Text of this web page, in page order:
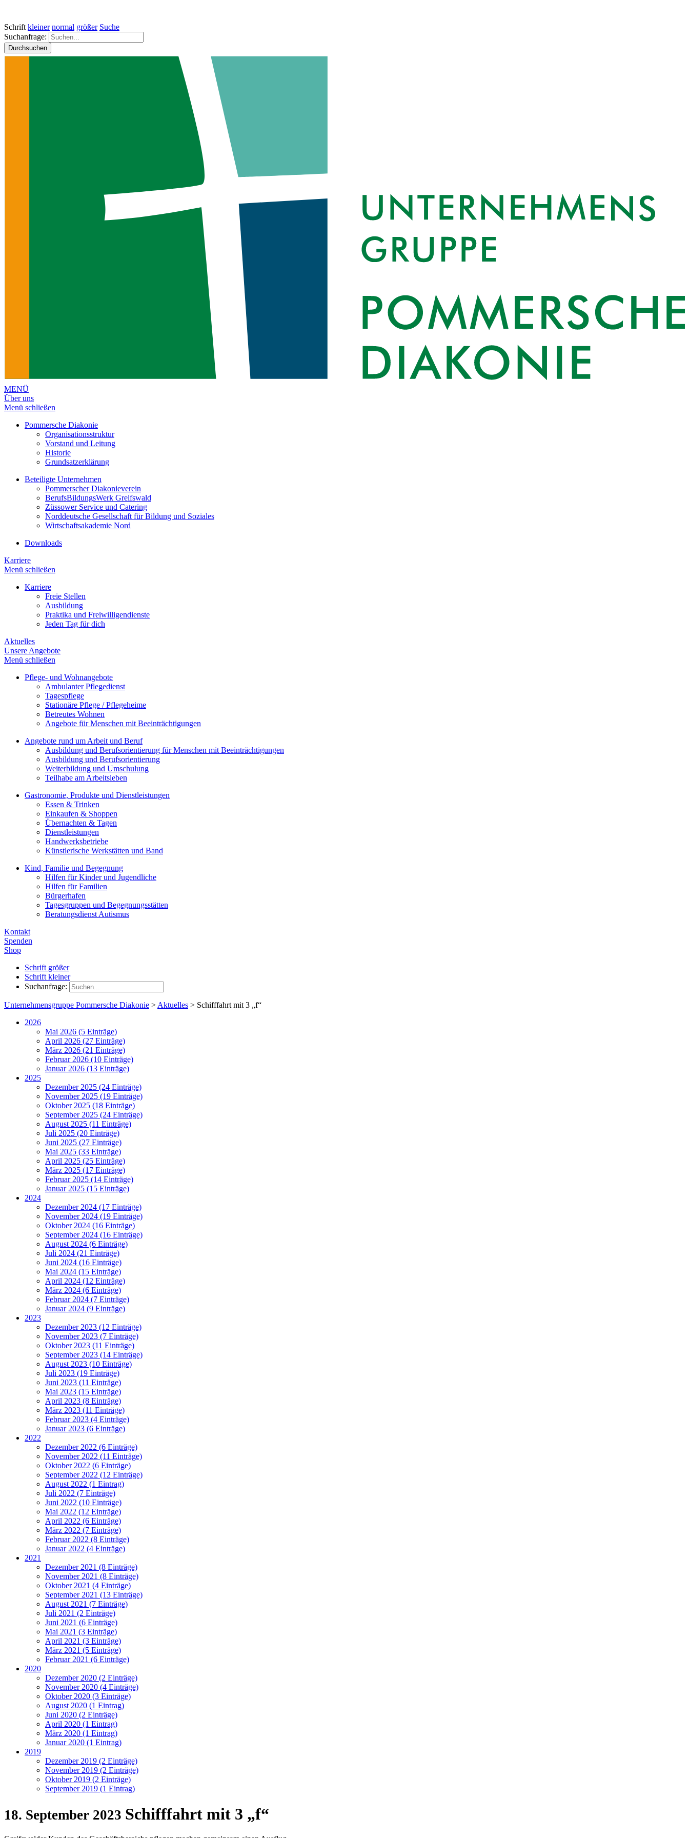
Schrift kleiner normal größer Suche
Suchanfrage:
Durchsuchen
MENÜ
Über uns
Menü schließen
Pommersche Diakonie
Organisationsstruktur
Vorstand und Leitung
Historie
Grundsatzerklärung
Beteiligte Unternehmen
Pommerscher Diakonieverein
BerufsBildungsWerk Greifswald
Züssower Service und Catering
Norddeutsche Gesellschaft für Bildung und Soziales
Wirtschaftsakademie Nord
Downloads
Karriere
Menü schließen
Karriere
Freie Stellen
Ausbildung
Praktika und Freiwilligendienste
Jeden Tag für dich
Aktuelles
Unsere Angebote
Menü schließen
Pflege- und Wohnangebote
Ambulanter Pflegedienst
Tagespflege
Stationäre Pflege / Pflegeheime
Betreutes Wohnen
Angebote für Menschen mit Beeinträchtigungen
Angebote rund um Arbeit und Beruf
Ausbildung und Berufsorientierung für Menschen mit Beeinträchtigungen
Ausbildung und Berufsorientierung
Weiterbildung und Umschulung
Teilhabe am Arbeitsleben
Gastronomie, Produkte und Dienstleistungen
Essen & Trinken
Einkaufen & Shoppen
Übernachten & Tagen
Dienstleistungen
Handwerksbetriebe
Künstlerische Werkstätten und Band
Kind, Familie und Begegnung
Hilfen für Kinder und Jugendliche
Hilfen für Familien
Bürgerhafen
Tagesgruppen und Begegnungsstätten
Beratungsdienst Autismus
Kontakt
Spenden
Shop
Schrift größer
Schrift kleiner
Suchanfrage:
Unternehmensgruppe Pommersche Diakonie > Aktuelles > Schifffahrt mit 3 „f“
2026
Mai 2026 (5 Einträge)
April 2026 (27 Einträge)
März 2026 (21 Einträge)
Februar 2026 (10 Einträge)
Januar 2026 (13 Einträge)
2025
Dezember 2025 (24 Einträge)
November 2025 (19 Einträge)
Oktober 2025 (18 Einträge)
September 2025 (24 Einträge)
August 2025 (11 Einträge)
Juli 2025 (20 Einträge)
Juni 2025 (27 Einträge)
Mai 2025 (33 Einträge)
April 2025 (25 Einträge)
März 2025 (17 Einträge)
Februar 2025 (14 Einträge)
Januar 2025 (15 Einträge)
2024
Dezember 2024 (17 Einträge)
November 2024 (19 Einträge)
Oktober 2024 (16 Einträge)
September 2024 (16 Einträge)
August 2024 (6 Einträge)
Juli 2024 (21 Einträge)
Juni 2024 (16 Einträge)
Mai 2024 (15 Einträge)
April 2024 (12 Einträge)
März 2024 (6 Einträge)
Februar 2024 (7 Einträge)
Januar 2024 (9 Einträge)
2023
Dezember 2023 (12 Einträge)
November 2023 (7 Einträge)
Oktober 2023 (11 Einträge)
September 2023 (14 Einträge)
August 2023 (10 Einträge)
Juli 2023 (19 Einträge)
Juni 2023 (11 Einträge)
Mai 2023 (15 Einträge)
April 2023 (8 Einträge)
März 2023 (11 Einträge)
Februar 2023 (4 Einträge)
Januar 2023 (6 Einträge)
2022
Dezember 2022 (6 Einträge)
November 2022 (11 Einträge)
Oktober 2022 (6 Einträge)
September 2022 (12 Einträge)
August 2022 (1 Eintrag)
Juli 2022 (7 Einträge)
Juni 2022 (10 Einträge)
Mai 2022 (12 Einträge)
April 2022 (6 Einträge)
März 2022 (7 Einträge)
Februar 2022 (8 Einträge)
Januar 2022 (4 Einträge)
2021
Dezember 2021 (8 Einträge)
November 2021 (8 Einträge)
Oktober 2021 (4 Einträge)
September 2021 (13 Einträge)
August 2021 (7 Einträge)
Juli 2021 (2 Einträge)
Juni 2021 (6 Einträge)
Mai 2021 (3 Einträge)
April 2021 (3 Einträge)
März 2021 (5 Einträge)
Februar 2021 (6 Einträge)
2020
Dezember 2020 (2 Einträge)
November 2020 (4 Einträge)
Oktober 2020 (3 Einträge)
August 2020 (1 Eintrag)
Juni 2020 (2 Einträge)
April 2020 (1 Eintrag)
März 2020 (1 Eintrag)
Januar 2020 (1 Eintrag)
2019
Dezember 2019 (2 Einträge)
November 2019 (2 Einträge)
Oktober 2019 (2 Einträge)
September 2019 (1 Eintrag)
18. September 2023 Schifffahrt mit 3 „f“